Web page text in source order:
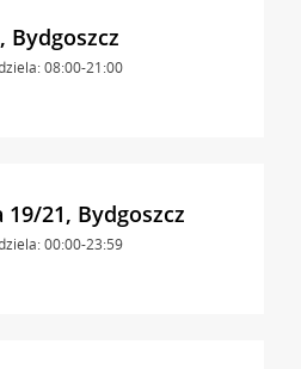
Bydgoszcz
08:00-21:00
19/21, Bydgoszcz
00:00-23:59